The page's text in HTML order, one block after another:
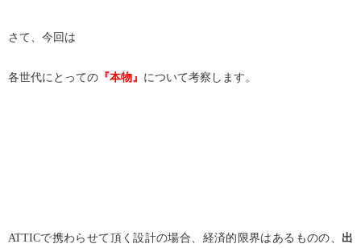
さて、今回は
各世代にとっての 『本物』 について考察します。
ATTICで携わらせて頂く設計の場合、経済的限界はあるものの、 出